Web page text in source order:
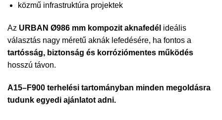
közmű infrastruktúra projektek
Az URBAN Ø986 mm kompozit aknafedél ideális
választás nagy méretű aknák lefedésére, ha fontos a
tartósság, biztonság és korróziómentes működés
hosszú távon.
A15–F900 terhelési tartományban minden megoldásra
tudunk egyedi ajánlatot adni.